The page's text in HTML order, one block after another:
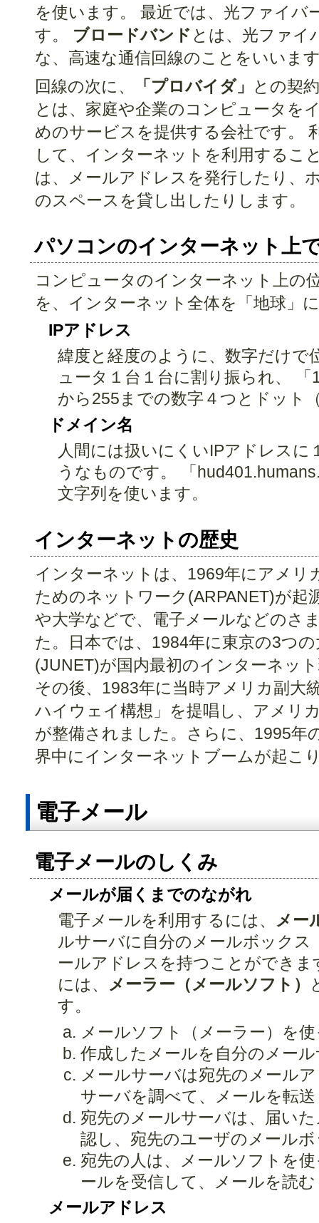
を使います。 最近では、光ファイバ
す。 ブロードバンド とは、光ファイ
な、高速な通信回線のことをいいま
回線の次に、
「プロバイダ」
との契
とは、家庭や企業のコンピュータを
めのサービスを提供する会社です。
して、インターネットを利用するこ
は、メールアドレスを発行したり、
のスペースを貸し出したりします。
パソコンのインターネット上
コンピュータのインターネット上の
を、インターネット全体を「地球」
IPアドレス
緯度と経度のように、数字だけで
ュータ１台１台に割り振られ、
から255までの数字４つとドット
ドメイン名
人間には扱いにくいIPアドレスに
うなものです。 「
文字列を使います。
インターネットの歴史
インターネットは、1969年にアメリ
ためのネットワーク(ARPANET)が起
や大学などで、電子メールなどのさ
た。日本では、1984年に東京の3つ
(JUNET)が国内最初のインターネッ
その後、1983年に当時アメリカ副大
ハイウェイ構想」を提唱し、アメリ
が整備されました。さらに、1995年
界中にインターネットブームが起こ
電子メール
電子メールのしくみ
メールが届くまでのながれ
電子メールを利用するには、
メー
ルサーバに自分のメールボックス
ールアドレスを持つことができ
には、
メーラー（メールソフト）
す。
メールソフト（メーラー）を
作成したメールを自分のメー
メールサーバは宛先のメール
サーバを調べて、メールを転送
宛先のメールサーバは、届い
認し、宛先のユーザのメール
宛先の人は、メールソフトを
ールを受信して、メールを読む
メールアドレス